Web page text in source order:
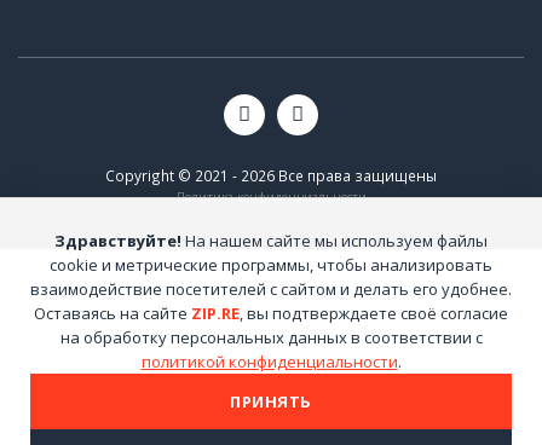
Copyright © 2021 - 2026 Все права защищены
Политика конфиденциальности
Здравствуйте! На нашем сайте мы используем файлы
cookie и метрические программы, чтобы анализировать
взаимодействие посетителей с сайтом и делать его удобнее.
Оставаясь на сайте ZIP.RE, вы подтверждаете своё согласие
на обработку персональных данных в соответствии с
политикой конфиденциальности.
ПРИНЯТЬ